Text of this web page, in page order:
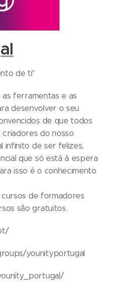
de ti"
as ferramentas e as
desenvolver o seu
de que todos
criadores do nosso
infinito de ser felizes,
que só está à espera
isso é o conhecimento
cursos de formadores
são gratuitos.
younityportugal